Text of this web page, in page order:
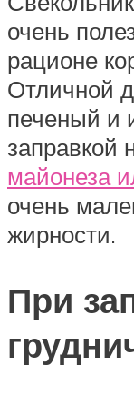
очень
рационе
Отличной
печеный и
заправкой
майонеза
очень
жирности.
При